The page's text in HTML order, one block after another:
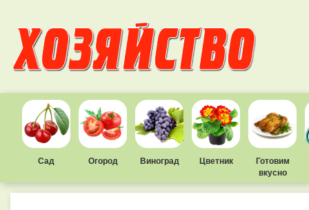
Сад Огород Виноград Цветник
Готовим
вкусно